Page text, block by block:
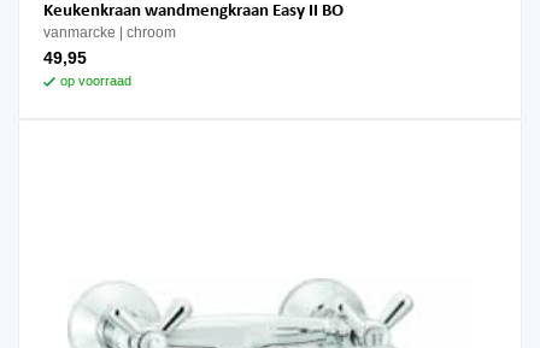
Keukenkraan wandmengkraan Easy II BO
vanmarcke chroom
49,95
op voorraad